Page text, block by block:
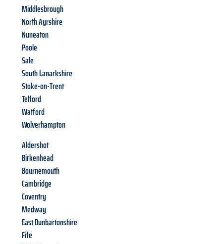
Middlesbrough
North Ayrshire
Nuneaton
Poole
Sale
South Lanarkshire
Stoke-on-Trent
Telford
Watford
Wolverhampton
Aldershot
Birkenhead
Bournemouth
Cambridge
Coventry
Medway
East Dunbartonshire
Fife